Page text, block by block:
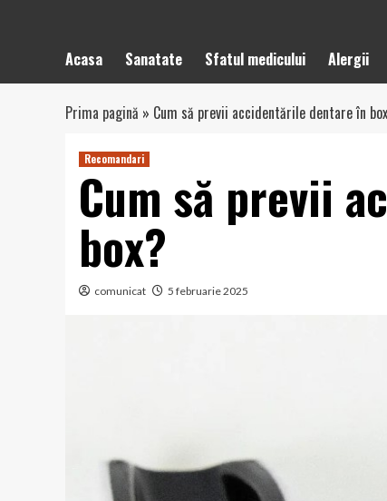
Acasa Sanatate Sfatul medicului Alergii
Prima pagină » Cum să previi accidentările dentare în
Recomandari
Cum să previi
box?
comunicat 5 februarie 2025